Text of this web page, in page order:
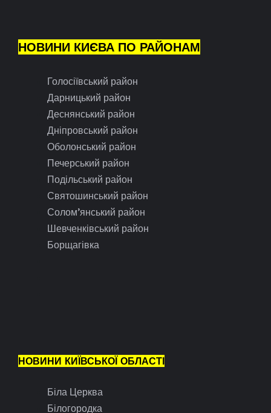
НОВИНИ КИЄВА ПО РАЙОНАМ
Голосіївський район
Дарницький район
Деснянський район
Дніпровський район
Оболонський район
Печерський район
Подільський район
Святошинський район
Солом’янський район
Шевченківський район
Борщагівка
НОВИНИ КИЇВСЬКОЇ ОБЛАСТІ
Біла Церква
Білогородка